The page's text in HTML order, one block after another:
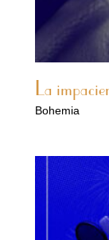
La
Bohemia